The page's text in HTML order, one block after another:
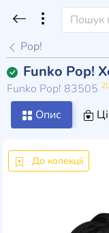
Pop!
Funko Pop!
Funko Pop! 83505
Опис
До колекції